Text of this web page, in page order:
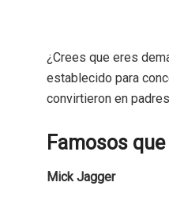
¿Crees que eres
establecido para
convirtieron en
Famosos
Mick Jagger